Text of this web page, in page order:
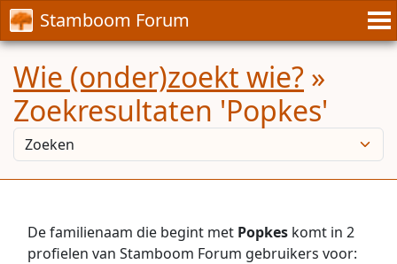
Stamboom Forum
Wie (onder)zoekt wie? »
Zoekresultaten 'Popkes'
De familienaam die begint met Popkes komt in 2
profielen van Stamboom Forum gebruikers voor: